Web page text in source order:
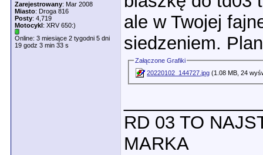
Zarejestrowany: Mar 2008
Miasto: Droga 816
Posty: 4,719
Motocykl: XRV 650:)
Online: 3 miesiące 2 tygodni 5 dni
19 godz 3 min 33 s
ale w Twojej
siedzeniem.
Załączone Grafiki
20220102_144727.jpg (1.08 MB, 24
RD 03 TO
MARKA